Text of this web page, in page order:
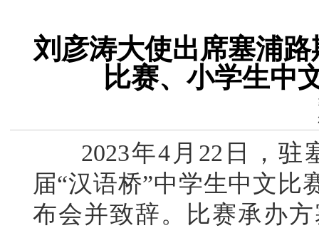
刘彦涛大使出席塞浦
比赛、小学生中
2023年4月22日，驻
届“汉语桥”中学生中文比
布会并致辞。比赛承办